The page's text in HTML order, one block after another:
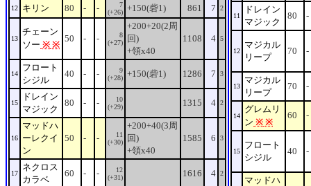
12 キリン 80 - -
7
(+26) +150(砦1) 861 7 2
13
チェーン
ソー ※ ※
50 - -
8
(+27)
+200+20(2周
回)
+領x40
1108 4 5
14
フロート
シジル
40 - -
9
(+28) +150(砦1) 1286 7 3
15
ドレイン
マジック
80 - -
10
(+29)
1315 4 2
16
マッドハ
ーレクイ
ン
50 - -
11
(+30)
+200+40(3周
回)
+領x40
1585 6 3
17
ネクロス
カラベ
60 - -
12
(+31)
1616 4 2
11
ドレイン
マジック
80 -
12
マジカル
リープ
70 -
13
マジカル
リープ
70 -
14
グレムリ
ン ※ ※
60 -
15
フロート
シジル
40 -
マッドハ